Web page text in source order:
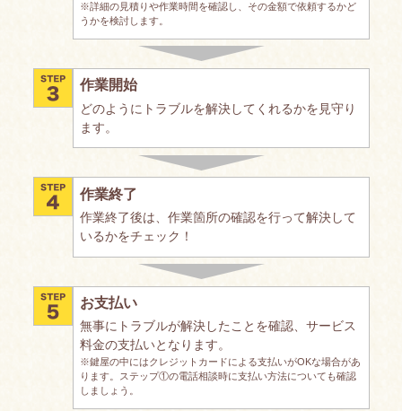
※詳細の見積りや作業時間を確認し、その金額で依頼するかど
うかを検討します。
作業開始
どのようにトラブルを解決してくれるかを見守り
ます。
作業終了
作業終了後は、作業箇所の確認を行って解決して
いるかをチェック！
お支払い
無事にトラブルが解決したことを確認、サービス
料金の支払いとなります。
※鍵屋の中にはクレジットカードによる支払いがOKな場合があ
ります。ステップ①の電話相談時に支払い方法についても確認
しましょう。